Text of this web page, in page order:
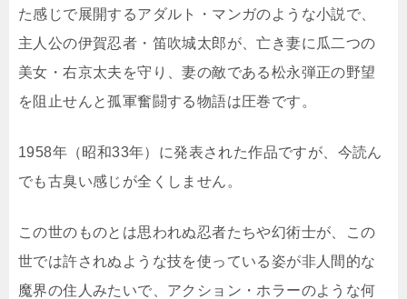
た感じで展開するアダルト・マンガのような小説で、
主人公の伊賀忍者・笛吹城太郎が、亡き妻に瓜二つの
美女・右京太夫を守り、妻の敵である松永弾正の野望
を阻止せんと孤軍奮闘する物語は圧巻です。
1958年（昭和33年）に発表された作品ですが、今読ん
でも古臭い感じが全くしません。
この世のものとは思われぬ忍者たちや幻術士が、この
世では許されぬような技を使っている姿が非人間的な
魔界の住人みたいで、アクション・ホラーのような何